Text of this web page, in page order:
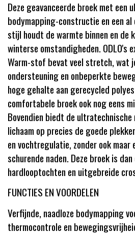
Deze geavanceerde broek met een
bodymapping-constructie en een
stijl houdt de warmte binnen en de
winterse omstandigheden. ODLO's
Warm-stof bevat veel stretch, wat
ondersteuning en onbeperkte
hoge gehalte aan gerecycled
comfortabele broek ook nog eens
Bovendien biedt de
lichaam op precies de goede
en vochtregulatie, zonder ook maar
schurende naden. Deze broek is
hardlooptochten en uitgebreide
FUNCTIES EN VOORDELEN
Verfijnde, naadloze bodymapping
thermocontrole en